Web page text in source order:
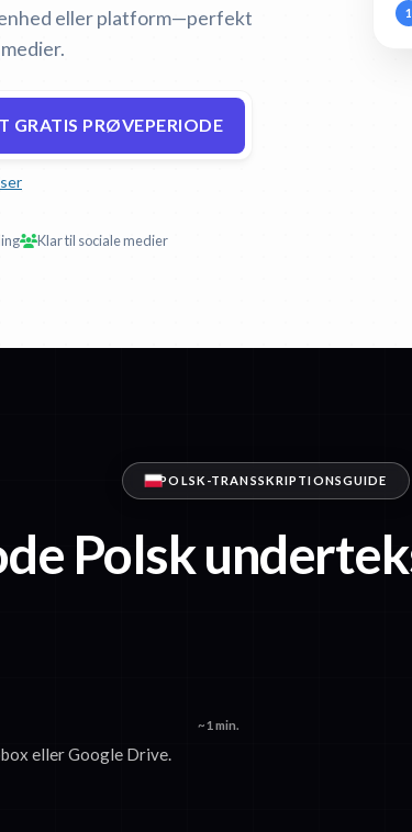
eller platform—perfekt
GRATIS PRØVEPERIODE
Klar til sociale medier
1
POLSK-TRANSSKRIPTIONSGUIDE
Polsk
~1 min.
eller Google Drive.